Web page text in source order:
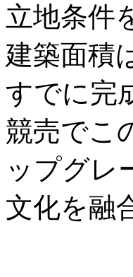
立地条件
建築面積
すでに完
競売でこ
ップグレ
文化を融